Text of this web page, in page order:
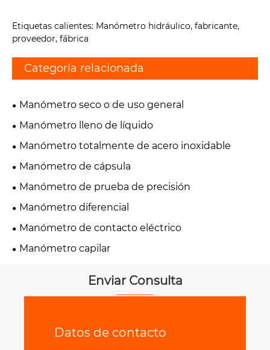
Etiquetas calientes: Manómetro hidráulico, fabricante,
proveedor, fábrica
Categoría relacionada
Manómetro seco o de uso general
Manómetro lleno de líquido
Manómetro totalmente de acero inoxidable
Manómetro de cápsula
Manómetro de prueba de precisión
Manómetro diferencial
Manómetro de contacto eléctrico
Manómetro capilar
Enviar Consulta
Datos de contacto